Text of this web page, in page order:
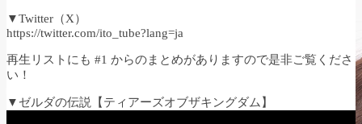
▼Twitter（X）
https://twitter.com/ito_tube?lang=ja
再生リストにも #1 からのまとめがありますので是非ご覧くださ
い！
▼ゼルダの伝説【ティアーズオブザキングダム】